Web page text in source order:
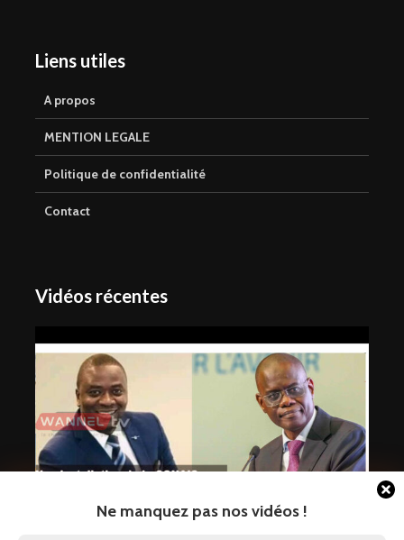
Ne manquez pas nos vidéos !
Liens utiles
A propos
MENTION LEGALE
Politique de confidentialité
Contact
Vidéos récentes
Non-installation de la CONAIS :